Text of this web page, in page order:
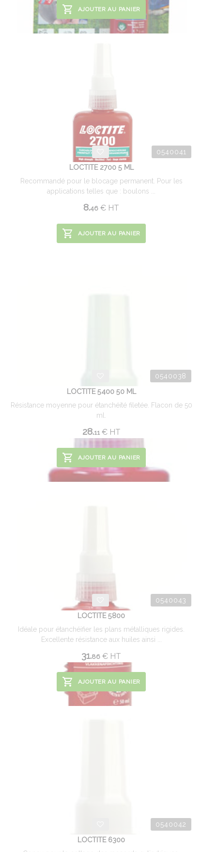
AJOUTER AU PANIER
0540041
LOCTITE 2700 5 ML
Recommandé pour le blocage permanent. Pour les
applications telles que : boulons ...
8.46 € HT
AJOUTER AU PANIER
0540038
LOCTITE 5400 50 ML
Résistance moyenne pour étanchéité filetée. Flacon de 50
ml.
28.11 €HT
AJOUTER AU PANIER
0540043
LOCTITE 5800
Idéale pour étanchéifier les plans métalliques rigides.
Excellente résistance aux huiles ainsi ...
31.86 € HT
AJOUTER AU PANIER
0540042
LOCTITE 6300